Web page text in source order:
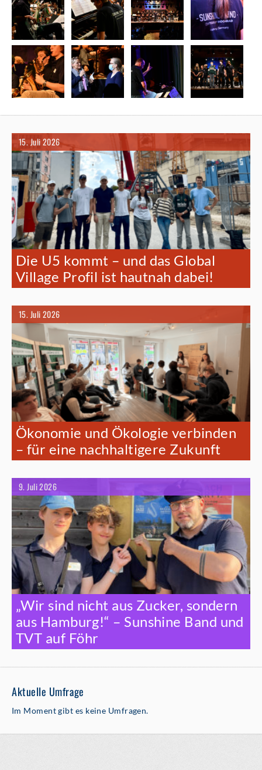
15. Juli 2026
Die U5 kommt – und das Global
Village Profil ist hautnah dabei!
15. Juli 2026
Ökonomie und Ökologie verbinden
– für eine nachhaltigere Zukunft
9. Juli 2026
„Wir sind nicht aus Zucker, sondern
aus Hamburg!“ – Sunshine Band und
TVT auf Föhr
Aktuelle Umfrage
Im Moment gibt es keine Umfragen.